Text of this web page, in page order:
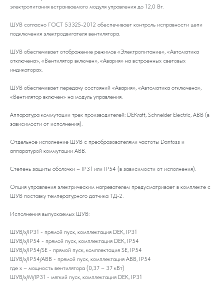
электропитания встраиваемого модуля управления до 12,0 Вт.
ШУВ согласно ГОСТ 53325-2012 обеспечивает контроль исправности цепи
подключения электродвигателя вентилятора.
ШУВ обеспечивает отображение режимов «Электропитание», «Автоматика
отключена», «Вентилятор включен», «Авария» на встроенных световых
индикаторах.
ШУВ обеспечивает передачу состояний «Авария», «Автоматика отключена»,
«Вентилятор включен» на модуль управления.
Аппаратура коммутации трех производителей: DEKraft, Schneider Electric, ABB (в
зависимости от исполнения).
Отдельное исполнение ШУВ с преобразователями частоты Danfoss и
аппаратурой коммутации ABB.
Степень защиты оболочки – IP31 или IP54 (в зависимости от исполнения).
Опция управления электрическим нагревателем предусматривает в комплекте с
ШУВ поставку температурного датчика ТД-2.
Исполнения выпускаемых ШУВ:
ШУВ/х/IP31 - прямой пуск, комплектация DEK, IP31
ШУВ/х/IP54 - прямой пуск, комплектация DEK, IP54
ШУВ/х/IP54/SE - прямой пуск, комплектация SE, IP54
ШУВ/х/IP54/ABB - прямой пуск, комплектация ABB, IP54
где х – мощность вентилятора (0,37 – 37 кВт)
ШУВ/х/М/IP31 - мягкий пуск, комплектация DEK, IP31